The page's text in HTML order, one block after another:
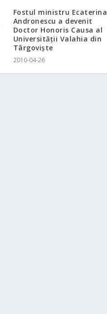
Fostul ministru Ecaterina
Andronescu a devenit
Doctor Honoris Causa al
Universităţii Valahia din
Târgovişte
2010-04-26